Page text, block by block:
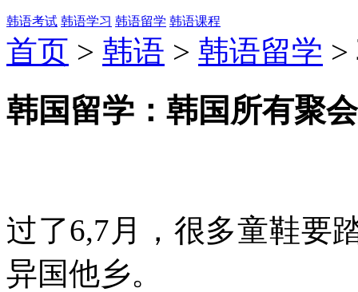
韩语考试 韩语学习 韩语留学 韩语课程
首页 > 韩语 > 韩语留学 >
韩国留学：韩国所有聚
过了6,7月，很多童鞋要
异国他乡。